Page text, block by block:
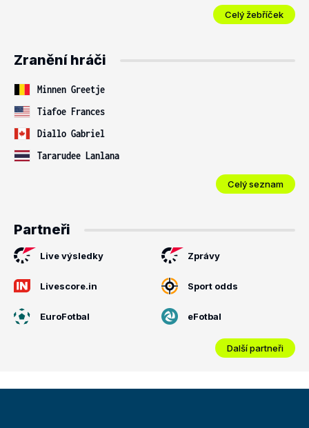
Celý žebříček
Zranění hráči
Minnen Greetje
Tiafoe Frances
Diallo Gabriel
Tararudee Lanlana
Celý seznam
Partneři
Live výsledky Zprávy
Livescore.in Sport odds
EuroFotbal eFotbal
Další partneři